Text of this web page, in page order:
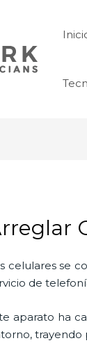
celulares se
de
aparato ha
trayendo